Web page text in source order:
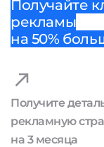
Получайте
рекламы
на 50%
Получите
рекламную
на 3 месяца